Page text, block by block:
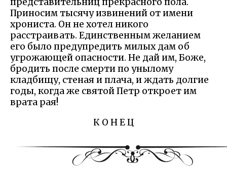
Приносим тысячу извинений от имени
хрониста. Он не хотел никого
расстраивать. Единственным желанием
его было предупредить милых дам об
угрожающей опасности. Не дай им, Боже,
бродить после смерти по унылому
кладбищу, стеная и плача, и ждать долгие
годы, когда же святой Петр откроет им
врата рая!
К О Н Е Ц